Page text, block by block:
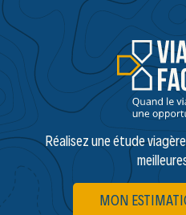
Réalisez une étude
MON